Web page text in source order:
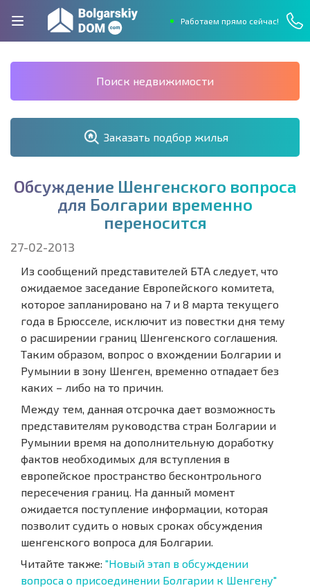
Работаем прямо сейчас!
Поиск недвижимости
Заказать подбор жилья
Обсуждение Шенгенского вопроса
для Болгарии временно
переносится
27-02-2013
Из сообщений представителей БТА следует, что
ожидаемое заседание Европейского комитета,
которое запланировано на 7 и 8 марта текущего
года в Брюсселе, исключит из повестки дня тему
о расширении границ Шенгенского соглашения.
Таким образом, вопрос о вхождении Болгарии и
Румынии в зону Шенген, временно отпадает без
каких – либо на то причин.
Между тем, данная отсрочка дает возможность
представителям руководства стран Болгарии и
Румынии время на дополнительную доработку
фактов необходимых для вступления в
европейское пространство бесконтрольного
пересечения границ. На данный момент
ожидается поступление информации, которая
позволит судить о новых сроках обсуждения
шенгенского вопроса для Болгарии.
Читайте также: "Новый этап в обсуждении
вопроса о присоединении Болгарии к Шенгену"